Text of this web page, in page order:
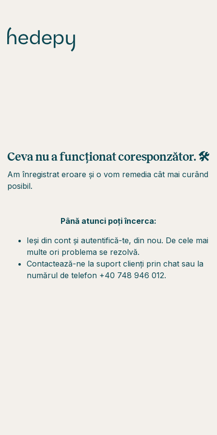
Ceva nu a funcționat coresponzător. 🛠
Am înregistrat eroare și o vom remedia cât mai curând
posibil.
Până atunci poți încerca:
Ieși din cont și autentifică-te, din nou. De cele mai
multe ori problema se rezolvă.
Contactează-ne la suport clienți prin chat sau la
numărul de telefon +40 748 946 012.